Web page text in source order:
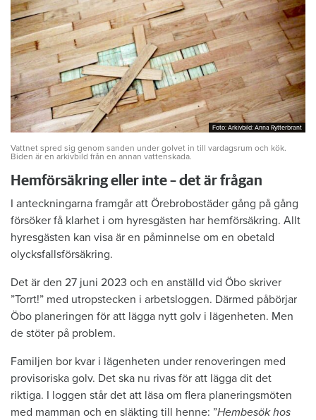
Foto: Arkivbild: Anna Rytterbrant
Foto: Arkivbild: Anna Rytterbrant
Vattnet spred sig genom sanden under golvet in till vardagsrum och kök.
Biden är en arkivbild från en annan vattenskada.
Hemförsäkring eller inte – det är frågan
I anteckningarna framgår att Örebrobostäder gång på gång
försöker få klarhet i om hyresgästen har hemförsäkring. Allt
hyresgästen kan visa är en påminnelse om en obetald
olycksfallsförsäkring.
Det är den 27 juni 2023 och en anställd vid Öbo skriver
”Torrt!” med utropstecken i arbetsloggen. Därmed påbörjar
Öbo planeringen för att lägga nytt golv i lägenheten. Men
de stöter på problem.
Familjen bor kvar i lägenheten under renoveringen med
provisoriska golv. Det ska nu rivas för att lägga dit det
riktiga. I loggen står det att läsa om flera planeringsmöten
med mamman och en släkting till henne: ”Hembesök hos